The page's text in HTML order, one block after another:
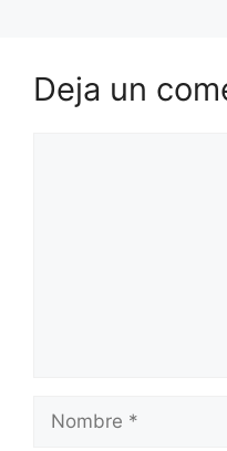
Deja un
Nombre